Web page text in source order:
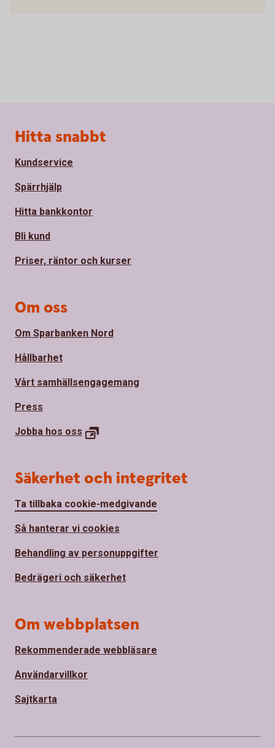
Sidfot
Hitta snabbt
Kundservice
Spärrhjälp
Hitta bankkontor
Bli kund
Priser, räntor och kurser
Om oss
Om Sparbanken Nord
Hållbarhet
Vårt samhällsengagemang
Press
Jobba hos oss
Säkerhet och integritet
Ta tillbaka cookie-medgivande
Så hanterar vi cookies
Behandling av personuppgifter
Bedrägeri och säkerhet
Om webbplatsen
Rekommenderade webbläsare
Användarvillkor
Sajtkarta